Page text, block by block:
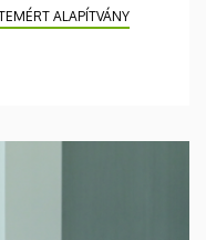
ALAPÍTVÁNY